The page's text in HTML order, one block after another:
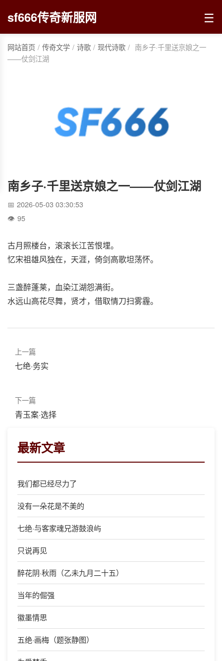
sf666传奇新服网 ☰
网站首页 / 传奇文学 / 诗歌 / 现代诗歌 / 南乡子·千里送京娘之一
——仗剑江湖
南乡子·千里送京娘之一——仗剑江湖
2026-05-03 03:30:53
95
古月照楼台，滚滚长江苦恨埋。
忆宋祖雄风独在，天涯，倚剑高歌坦荡怀。
三盏醉蓬莱，血染江湖怨满街。
水远山高花尽舞，贤才，借取情刀扫雾霾。
上一篇
七绝·务实
下一篇
青玉案·选择
最新文章
我们都已经尽力了
没有一朵花是不美的
七绝·与客家魂兄游鼓浪屿
只说再见
醉花阴·秋雨（乙未九月二十五）
当年的倔强
徽墨情思
五绝·画梅（题张静图）